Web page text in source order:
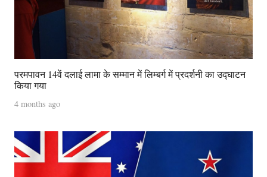
परमपावन 14वें दलाई लामा के सम्मान में लिम्बर्ग में प्रदर्शनी का उद्घाटन
किया गया
4 months ago